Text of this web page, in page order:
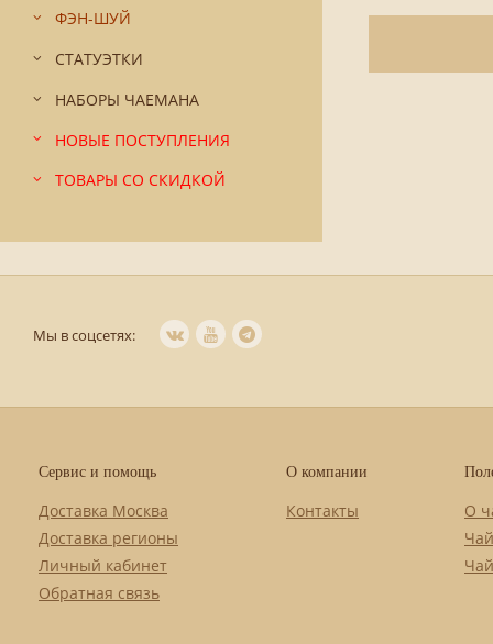
ФЭН-ШУЙ
СТАТУЭТКИ
НАБОРЫ ЧАЕМАНА
НОВЫЕ ПОСТУПЛЕНИЯ
ТОВАРЫ СО СКИДКОЙ
Мы в соцсетях:
Сервис и помощь
Доставка Москва
Доставка регионы
Личный кабинет
Обратная связь
О компании
Контакты
О